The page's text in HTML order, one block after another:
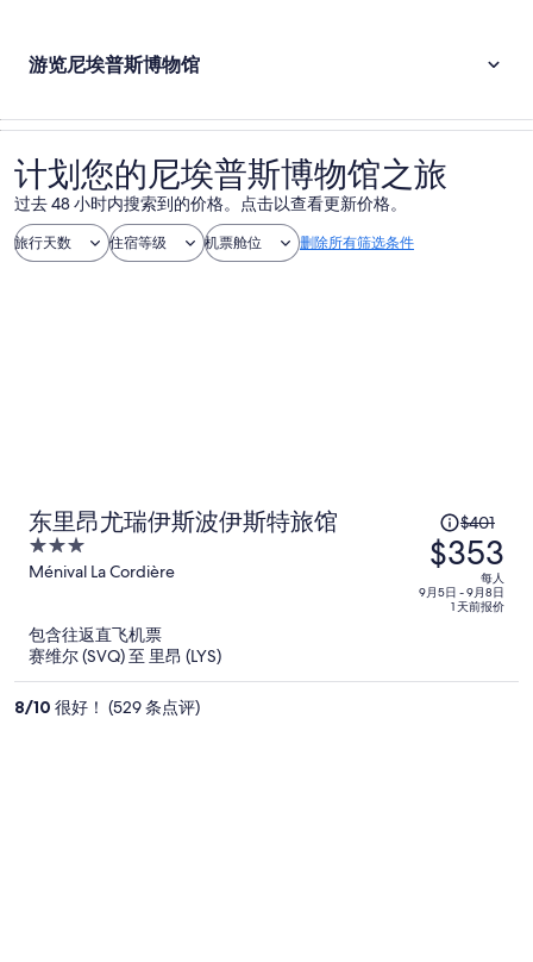
游览尼埃普斯博物馆
计划您的尼埃普斯博物馆之旅
过去 48 小时内搜索到的价格。点击以查看更新价格。
旅行天数 住宿等级 机票舱位 删除所有筛选条件
东里昂尤瑞伊斯波伊斯特旅馆
3
out
5
Ménival La Cordière
原
价
为
每
现
$401
$353
每人
9月5日 - 9月8日
1 天前报价
包含往返直飞机票
赛维尔 (SVQ) 至 里昂 (LYS)
8/10 很好！ (529 条点评)